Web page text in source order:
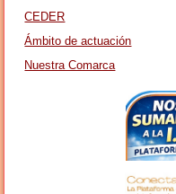
CEDER
Ámbito de actuación
Nuestra Comarca